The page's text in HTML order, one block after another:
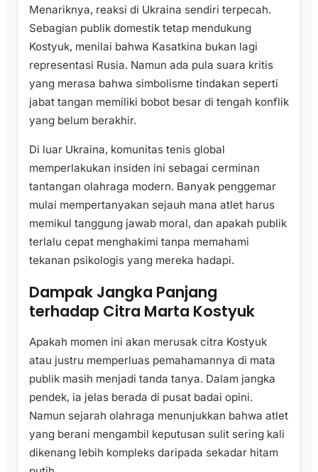
Menariknya, reaksi di Ukraina sendiri terpecah.
Sebagian publik domestik tetap mendukung
Kostyuk, menilai bahwa Kasatkina bukan lagi
representasi Rusia. Namun ada pula suara kritis
yang merasa bahwa simbolisme tindakan seperti
jabat tangan memiliki bobot besar di tengah konflik
yang belum berakhir.
Di luar Ukraina, komunitas tenis global
memperlakukan insiden ini sebagai cerminan
tantangan olahraga modern. Banyak penggemar
mulai mempertanyakan sejauh mana atlet harus
memikul tanggung jawab moral, dan apakah publik
terlalu cepat menghakimi tanpa memahami
tekanan psikologis yang mereka hadapi.
Dampak Jangka Panjang
terhadap Citra Marta Kostyuk
Apakah momen ini akan merusak citra Kostyuk
atau justru memperluas pemahamannya di mata
publik masih menjadi tanda tanya. Dalam jangka
pendek, ia jelas berada di pusat badai opini.
Namun sejarah olahraga menunjukkan bahwa atlet
yang berani mengambil keputusan sulit sering kali
dikenang lebih kompleks daripada sekadar hitam